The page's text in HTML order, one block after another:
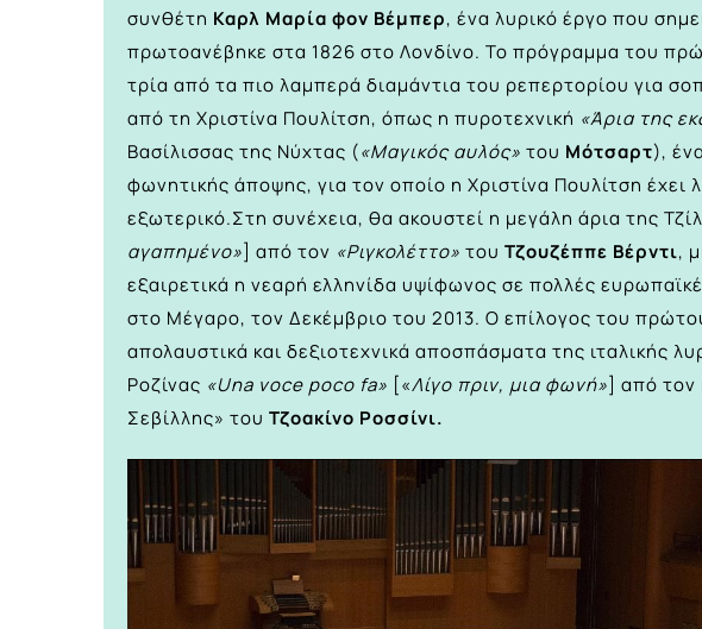
συνθέτη Καρλ Μαρία φον Βέμπερ, ένα λυρικό έργο που
πρωτοανέβηκε στα 1826 στο Λονδίνο. Το πρόγραμμα του
τρία από τα πιο λαμπερά διαμάντια του ρεπερτορίου για
από τη Χριστίνα Πουλίτση, όπως η πυροτεχνική «Άρια της
Βασίλισσας της Νύχτας («Μαγικός αυλός» του Μότσαρτ),
φωνητικής άποψης, για τον οποίο η Χριστίνα Πουλίτση έχει
εξωτερικό.Στη συνέχεια, θα ακουστεί η μεγάλη άρια της
αγαπημένο»] από τον «Ριγκολέττο» του Τζουζέππε Βέρντι,
εξαιρετικά η νεαρή ελληνίδα υψίφωνος σε πολλές
στο Μέγαρο, τον Δεκέμβριο του 2013. Ο επίλογος του
απολαυστικά και δεξιοτεχνικά αποσπάσματα της ιταλικής
Ροζίνας «Una voce poco fa» [«Λίγο πριν, μια φωνή»] από τον
Σεβίλλης» του Τζοακίνο Ροσσίνι.